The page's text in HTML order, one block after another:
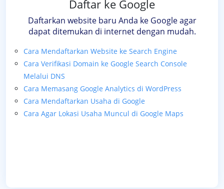
Daftar ke Google
Daftarkan website baru Anda ke Google agar
dapat ditemukan di internet dengan mudah.
Cara Mendaftarkan Website ke Search Engine
Cara Verifikasi Domain ke Google Search Console
Melalui DNS
Cara Memasang Google Analytics di WordPress
Cara Mendaftarkan Usaha di Google
Cara Agar Lokasi Usaha Muncul di Google Maps